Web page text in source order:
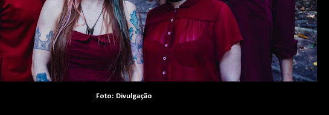
Foto: Divulgação